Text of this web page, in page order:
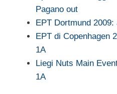
Pagano out
EPT Dortmund
EPT di Copenhagen
1A
Liegi Nuts Main
1A